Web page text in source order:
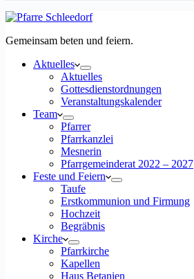
Gemeinsam beten und feiern.
Aktuelles
Aktuelles
Gottesdienstordnungen
Veranstaltungskalender
Team
Pfarrer
Pfarrkanzlei
Mesnerin
Pfarrgemeinderat 2022 – 2027
Feste und Feiern
Taufe
Erstkommunion und Firmung
Hochzeit
Begräbnis
Kirche
Pfarrkirche
Kapellen
Haus Betanien